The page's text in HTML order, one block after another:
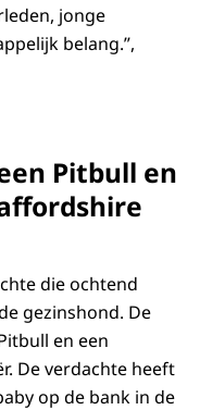
jonge
belang.”,
Pitbull en
die ochtend
gezinshond. De
en een
De verdachte heeft
op de bank in de